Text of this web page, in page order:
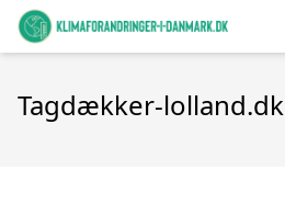
Tagdækker-lolland.dk